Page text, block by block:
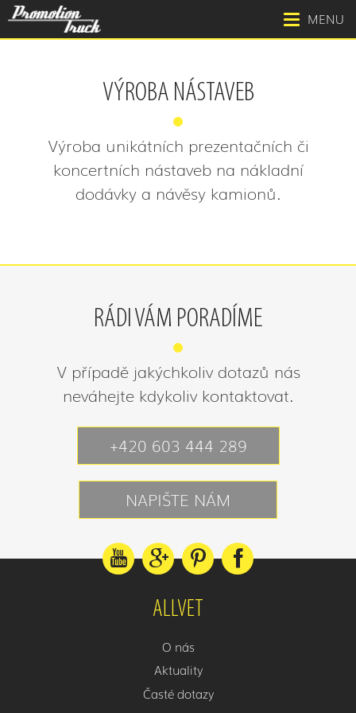
MENU
VÝROBA NÁSTAVEB
Výroba unikátních prezentačních či
koncertních nástaveb na nákladní
dodávky a návěsy kamionů.
RÁDI VÁM PORADÍME
V případě jakýchkoliv dotazů nás
neváhejte kdykoliv kontaktovat.
+420 603 444 289
NAPIŠTE NÁM
ALLVET
O nás
Aktuality
Časté dotazy